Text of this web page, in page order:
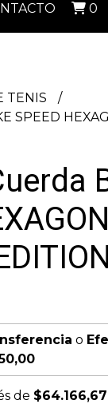
0
TENIS
SPEED
o
de $64.166,67